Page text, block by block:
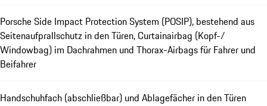
Porsche Side Impact Protection System (POSIP), bestehend aus
Seitenaufprallschutz in den Türen, Curtainairbag (Kopf-/
Windowbag) im Dachrahmen und Thorax-Airbags für Fahrer und
Beifahrer
Handschuhfach (abschließbar) und Ablagefächer in den Türen